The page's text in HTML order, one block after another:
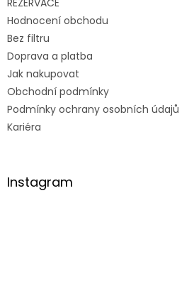
REZERVACE
Hodnocení obchodu
Bez filtru
Doprava a platba
Jak nakupovat
Obchodní podmínky
Podmínky ochrany osobních údajů
Kariéra
Instagram